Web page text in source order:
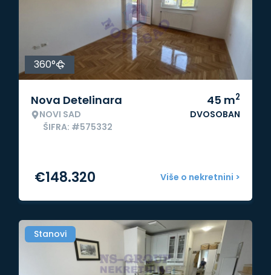
360°
Nova Detelinara
NOVI SAD
ŠIFRA: #575332
45 m2
DVOSOBAN
Više o nekretnini >
€148.320
Stanovi